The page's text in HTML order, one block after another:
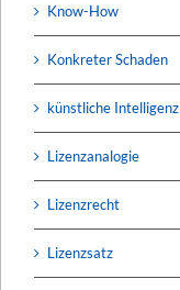
Know-How
Konkreter Schaden
künstliche Intelligenz
Lizenzanalogie
Lizenzrecht
Lizenzsatz